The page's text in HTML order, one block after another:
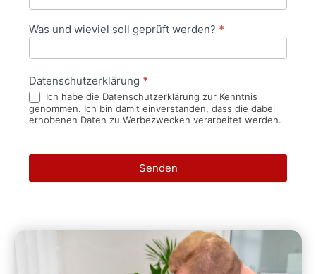
Was und wieviel soll geprüft werden? *
Datenschutzerklärung *
Ich habe die Datenschutzerklärung zur Kenntnis
genommen. Ich bin damit einverstanden, dass die dabei
erhobenen Daten zu Werbezwecken verarbeitet werden.
Senden